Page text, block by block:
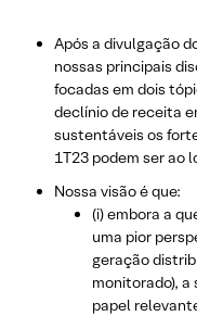
Após a divulgação
nossas principais
focadas em dois
declínio de receita
sustentáveis os
1T23 podem ser ao
Nossa visão é que:
(i) embora a
uma pior
geração
monitorado),
papel